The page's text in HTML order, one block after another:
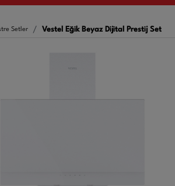
Setler Vestel Eğik Beyaz Dijital Prestij Set